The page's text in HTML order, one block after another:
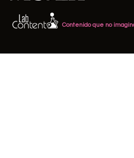
Contenido que no